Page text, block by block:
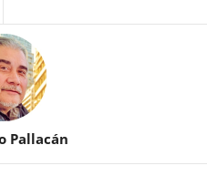
Pallacán